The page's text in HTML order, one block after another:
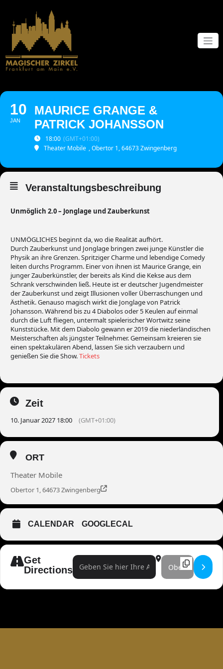
springen
10
JAN
MAURICE GRANGE &
PATRICK JOHANSSON
18:00 (GMT+01:00)
Theater Mobile , Obertor 1, 64673 Zwingenberg
Veranstaltungsbeschreibung
Unmöglich 2.0 – Jonglage und Zauberkunst
UNMÖGLICHES beginnt da, wo die Realität aufhört.
Durch Zauberkunst und Jonglage bringen zwei junge Künstler die
Physik an ihre Grenzen. Spritziger Charme und lebendige Comedy
leiten durchs Programm. Einer von ihnen ist Maurice Grange, ein
junger Zauberkünstler, der bereits als Kind die Kekse aus dem
Schrank verschwinden ließ. Heute ist er deutscher Jugendmeister
der Zauberkunst und zeigt Illusionen voller Überraschungen und
Ästhetik. Genauso magisch wirkt die Jonglage von Patrick
Johansson. Während bis zu 4 Diabolos oder 5 Keulen auf einmal
durch die Luft fliegen, untermalt spielerischer Wortwitz seine
Kunststücke. Mit dem Diabolo gewann er 2019 die niederländischen
Meisterschaften als jüngster Teilnehmer. Gemeinsam kreieren sie
einen spektakulären Abend, lassen Sie sich verzaubern und
genießen Sie die Show.Tickets
Zeit
10. Januar 2027 18:00 (GMT+01:00)
ORT
Theater Mobile
Obertor 1, 64673 Zwingenberg
CALENDAR GOOGLECAL
Get
Directions
Address - Maurice Grange & Patrick Johansson []
Destination Address